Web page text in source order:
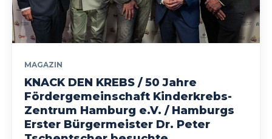
MAGAZIN
KNACK DEN KREBS / 50 Jahre
Fördergemeinschaft Kinderkrebs-
Zentrum Hamburg e.V. / Hamburgs
Erster Bürgermeister Dr. Peter